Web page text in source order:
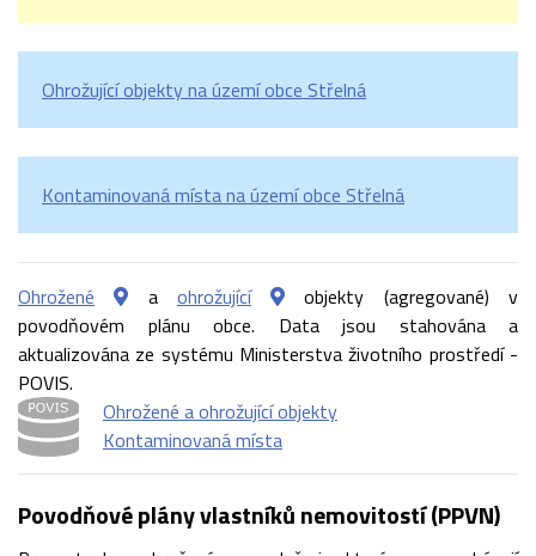
Ohrožující objekty na území obce Střelná
Kontaminovaná místa na území obce Střelná
Ohrožené a ohrožující
objekty (agregované) v
povodňovém plánu obce. Data jsou stahována a
aktualizována ze systému Ministerstva životního prostředí -
POVIS.
Ohrožené a ohrožující objekty
Kontaminovaná místa
Povodňové plány vlastníků nemovitostí (PPVN)